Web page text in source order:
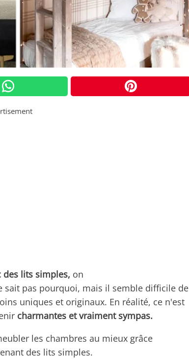
des lits simples, on
sait pas pourquoi, mais il semble difficile de
uniques et originaux. En réalité, ce n'est
charmantes et vraiment sympas.
les chambres au mieux grâce
des lits simples.